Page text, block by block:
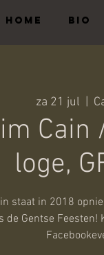
HOME BIO
za 21 jul
Cain
loge,
staat in 2018
de Gentse Feesten!